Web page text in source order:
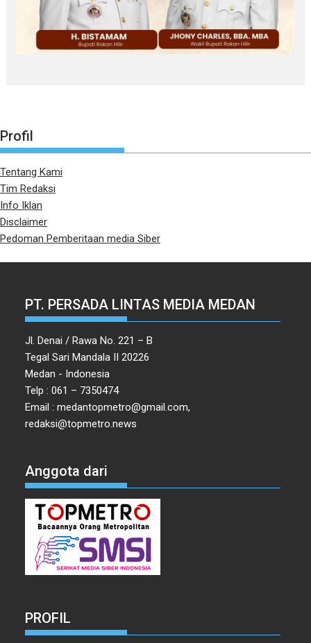
Profil
Tentang Kami
Tim Redaksi
Info Iklan
Disclaimer
Pedoman Pemberitaan media Siber
PT. PERSADA LINTAS MEDIA MEDAN
Jl. Denai / Rawa No. 221 – B
Tegal Sari Mandala II 20226
Medan - Indonesia
Telp : 061 – 7350474
Email : medantopmetro@gmail.com,
redaksi@topmetro.news
Anggota dari
PROFIL